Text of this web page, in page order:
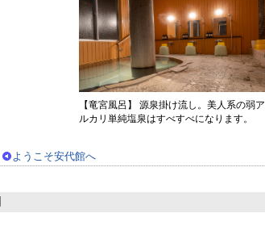
【竜宮風呂】 源泉掛け流し。美人系の弱ア
ルカリ単純塩泉はすべすべになります。
ようこそ安代館へ